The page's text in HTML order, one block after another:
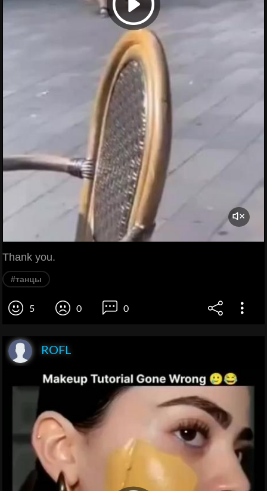
Thank you.
#танцы
5 0 0
ROFL